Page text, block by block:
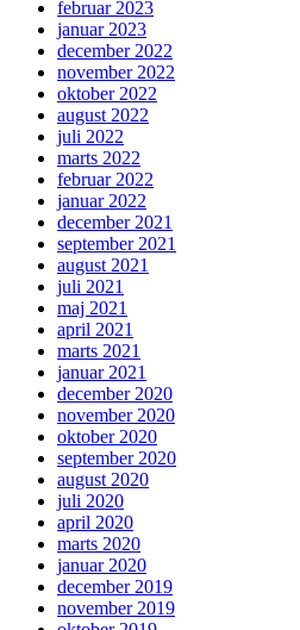
februar 2023
januar 2023
december 2022
november 2022
oktober 2022
august 2022
juli 2022
marts 2022
februar 2022
januar 2022
december 2021
september 2021
august 2021
juli 2021
maj 2021
april 2021
marts 2021
januar 2021
december 2020
november 2020
oktober 2020
september 2020
august 2020
juli 2020
april 2020
marts 2020
januar 2020
december 2019
november 2019